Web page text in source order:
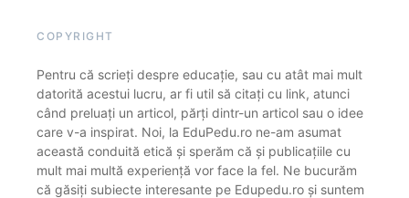
COPYRIGHT
Pentru că scrieți despre educație, sau cu atât mai mult
datorită acestui lucru, ar fi util să citați cu link, atunci
când preluați un articol, părți dintr-un articol sau o idee
care v-a inspirat. Noi, la EduPedu.ro ne-am asumat
această conduită etică și sperăm că și publicațiile cu
mult mai multă experiență vor face la fel. Ne bucurăm
că găsiți subiecte interesante pe Edupedu.ro și suntem